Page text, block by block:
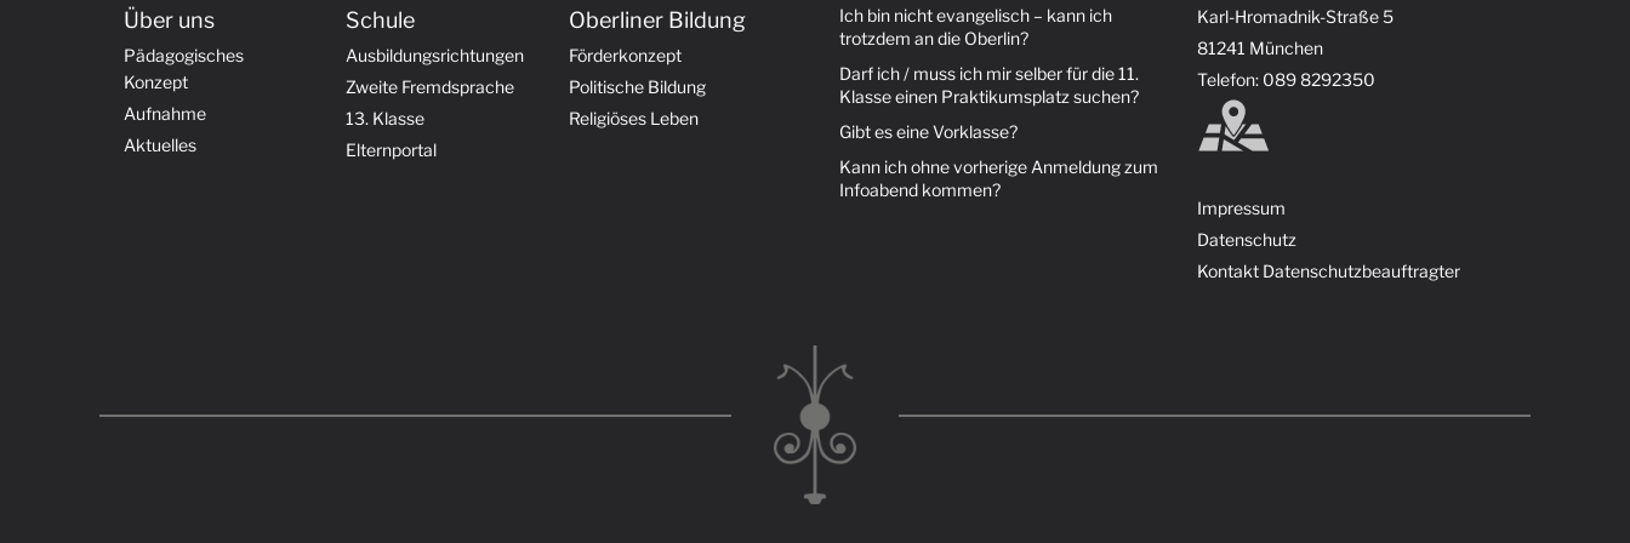
Über uns
Pädagogisches
Konzept
Aufnahme
Aktuelles
Schule
Ausbildungsrichtungen
Zweite Fremdsprache
13. Klasse
Elternportal
Oberliner Bildung
Förderkonzept
Politische Bildung
Religiöses Leben
Ich bin nicht evangelisch – kann ich
trotzdem an die Oberlin?
Darf ich / muss ich mir selber für die 11.
Klasse einen Praktikumsplatz suchen?
Gibt es eine Vorklasse?
Kann ich ohne vorherige Anmeldung zum
Infoabend kommen?
Karl-Hromadnik-Straße 5
81241 München
Telefon: 089 8292350
Impressum
Datenschutz
Kontakt Datenschutzbeauftragter